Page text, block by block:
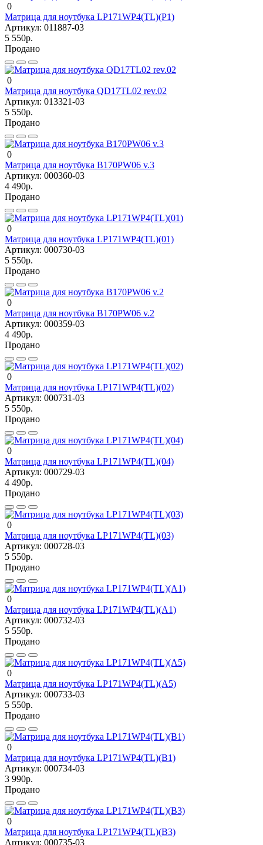
0
Матрица для ноутбука LP171WP4(TL)(P1)
Артикул: 011887-03
5 550р.
Продано
0
Матрица для ноутбука QD17TL02 rev.02
Артикул: 013321-03
5 550р.
Продано
0
Матрица для ноутбука B170PW06 v.3
Артикул: 000360-03
4 490р.
Продано
0
Матрица для ноутбука LP171WP4(TL)(01)
Артикул: 000730-03
5 550р.
Продано
0
Матрица для ноутбука B170PW06 v.2
Артикул: 000359-03
4 490р.
Продано
0
Матрица для ноутбука LP171WP4(TL)(02)
Артикул: 000731-03
5 550р.
Продано
0
Матрица для ноутбука LP171WP4(TL)(04)
Артикул: 000729-03
4 490р.
Продано
0
Матрица для ноутбука LP171WP4(TL)(03)
Артикул: 000728-03
5 550р.
Продано
0
Матрица для ноутбука LP171WP4(TL)(A1)
Артикул: 000732-03
5 550р.
Продано
0
Матрица для ноутбука LP171WP4(TL)(A5)
Артикул: 000733-03
5 550р.
Продано
0
Матрица для ноутбука LP171WP4(TL)(B1)
Артикул: 000734-03
3 990р.
Продано
0
Матрица для ноутбука LP171WP4(TL)(B3)
Артикул: 000735-03